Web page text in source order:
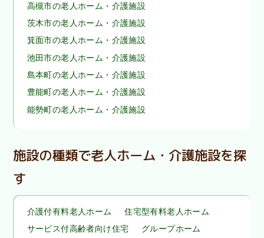
高槻市の老人ホーム・介護施設
茨木市の老人ホーム・介護施設
箕面市の老人ホーム・介護施設
池田市の老人ホーム・介護施設
島本町の老人ホーム・介護施設
豊能町の老人ホーム・介護施設
能勢町の老人ホーム・介護施設
施設の種類で老人ホーム・介護施設を探
す
介護付有料老人ホーム
住宅型有料老人ホーム
サービス付高齢者向け住宅
グループホーム